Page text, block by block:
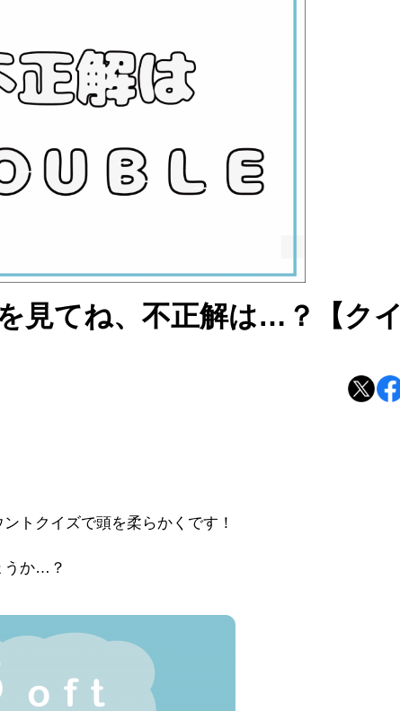
見てね、不正解は…？【クイ
トクイズで頭を柔らかくです！
うか…？